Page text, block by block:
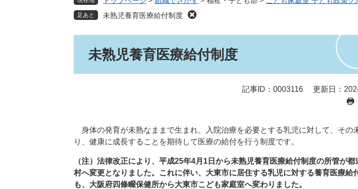
未熟児養育医療給付制度
未熟児養育医療給付制度
記事ID：0003116
更新日：
身体の発育が未熟なままで生まれ、入院治療を必要とする乳児に対して、その
り、健康に成長することを期待して医療の給付を行う制度です。
（注）法律改正により、平成25年4月1日から未熟児養育医療給付制度の所管が
村へ変更となりました。これに伴い、大東市に居住する乳児に対する養育医療給
も、大阪府四條畷保健所から大東市こども家庭室へ変わりました。